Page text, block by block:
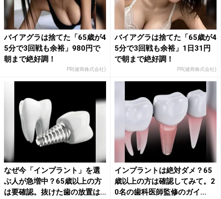
バイアグラは捨てた「65歳が4
5分で3回戦も余裕」980円で
朝まで絶好調！
PR(健商株式会社)
バイアグラは捨てた「65歳が4
5分で3回戦も余裕」1日31円
で朝まで絶好調！
PR(健商株式会社)
なぜ今「インプラント」を選
ぶ人が急増中？65歳以上の方
は要確認。抜けた歯の放置は...
インプラントは絶対ダメ？65
歳以上の方は確認してみて。2
0名の歯科医師監修のガイ...